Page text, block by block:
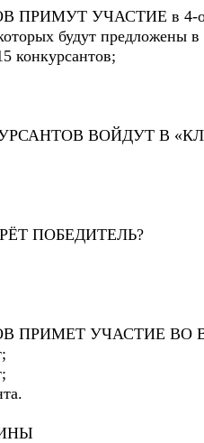
УЧАСТИЕ в 4-ом
будут предложены
конкурсантов;
ВОЙДУТ В
ПОБЕДИТЕЛЬ?
ПРИМЕТ УЧАСТИЕ ВО